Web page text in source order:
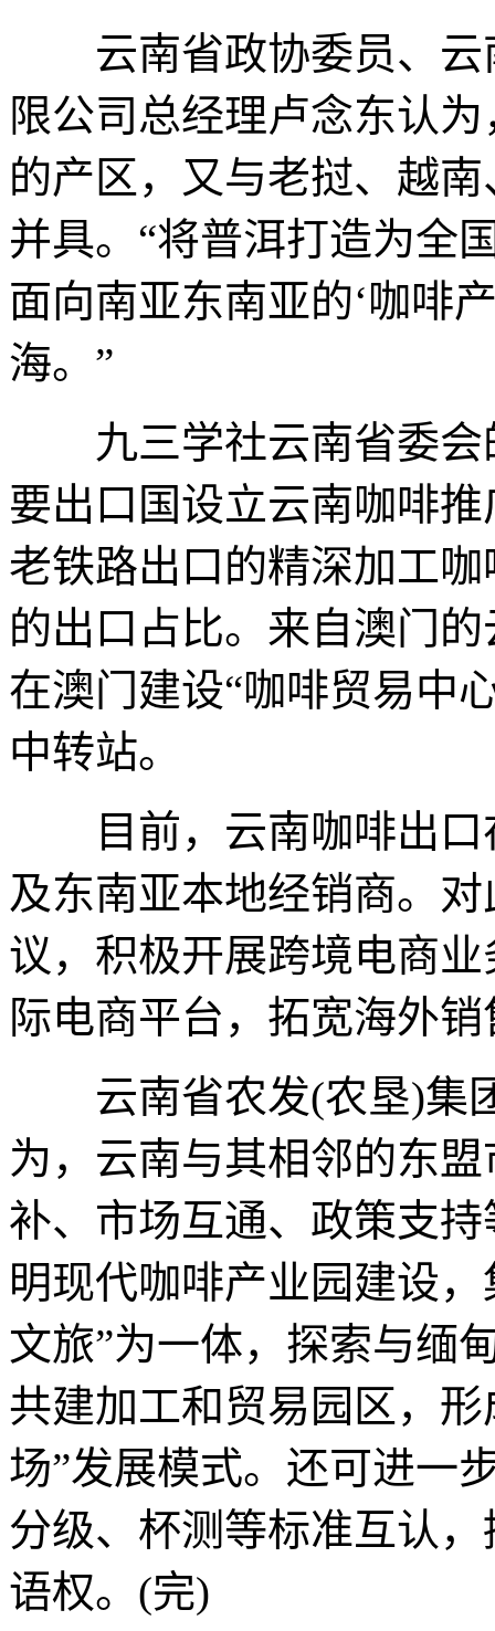
云南省政协委员、云
限公司总经理卢念东认
的产区，又与老挝、越
并具。“将普洱打造为全
面向南亚东南亚的‘咖啡
海。”
九三学社云南省委会
要出口国设立云南咖啡
老铁路出口的精深加工
的出口占比。来自澳门
在澳门建设“咖啡贸易中
中转站。
目前，云南咖啡出口
及东南亚本地经销商。
议，积极开展跨境电商
际电商平台，拓宽海外
云南省农发(农垦)集
为，云南与其相邻的东
补、市场互通、政策支
明现代咖啡产业园建设
文旅”为一体，探索与缅
共建加工和贸易园区，
场”发展模式。还可进一
分级、杯测等标准互认
语权。(完)